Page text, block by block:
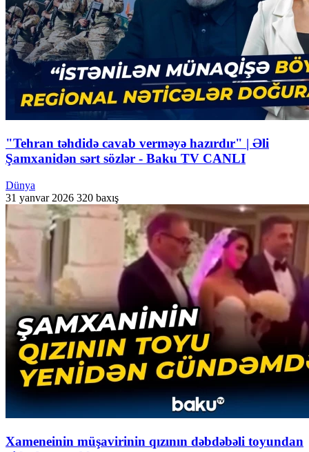
"Tehran təhdidə cavab verməyə hazırdır" | Əli
Şamxanidən sərt sözlər - Baku TV CANLI
Dünya
31 yanvar 2026 320 baxış
Xameneinin müşavirinin qızının dəbdəbəli toyundan